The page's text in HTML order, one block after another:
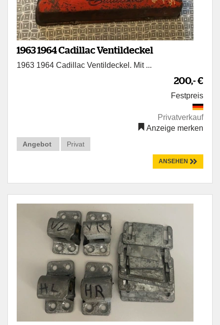
1963 1964 Cadillac Ventildeckel
1963 1964 Cadillac Ventildeckel. Mit ...
200,- €
Festpreis
Privatverkauf
Anzeige merken
Angebot Privat
ANSEHEN